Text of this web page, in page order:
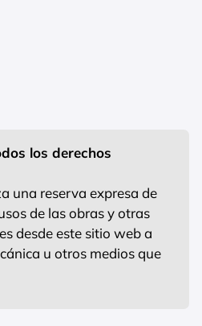
los derechos
una reserva expresa de
de las obras y otras
desde este sitio web a
u otros medios que